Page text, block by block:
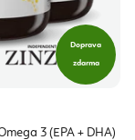
Doprava
zdarma
3 (EPA + DHA)